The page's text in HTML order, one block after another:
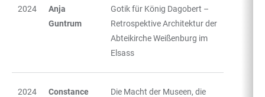
2024
Anja
Guntrum
Gotik für König Dagobert –
Retrospektive Architektur der
Abteikirche Weißenburg im
Elsass
2024
Constance
Die Macht der Museen, die